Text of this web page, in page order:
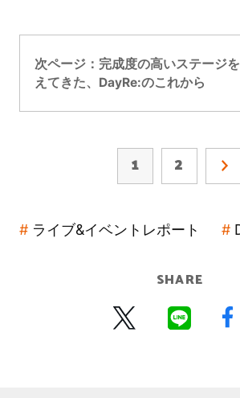
次ページ：完成度の高いステージ
えてきた、DayRe:のこれから
1 2
ライブ&イベントレポート
SHARE